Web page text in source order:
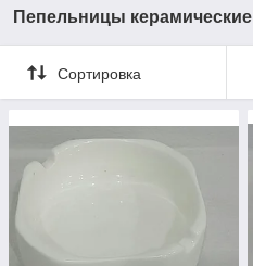
Пепельницы керамические
Сортировка